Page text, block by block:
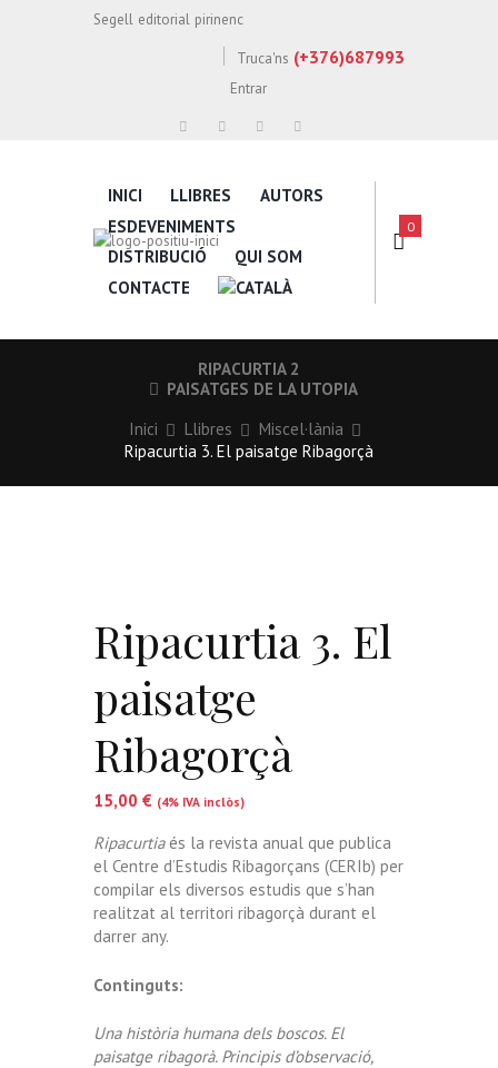
Segell editorial pirinenc
Truca'ns (+376)687993
Entrar
INICI LLIBRES
AUTORS
ESDEVENIMENTS
DISTRIBUCIÓ
QUI SOM
CONTACTE
0
RIPACURTIA 2
PAISATGES DE LA UTOPIA
Inici
Llibres
Miscel·lània
Ripacurtia 3. El paisatge Ribagorçà
Ripacurtia 3. El
paisatge
Ribagorçà
15,00 € (4% IVA inclòs)
Ripacurtiaés la revista anual que publica
el Centre d’Estudis Ribagorçans (CERIb) per
compilar els diversos estudis que s’han
realitzat al territori ribagorçà durant el
darrer any.
Continguts:
Una història humana dels boscos. El
paisatge ribagorà. Principis d’observació,